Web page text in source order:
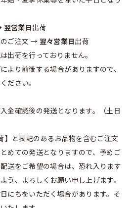
翌営業日 出荷
のご注文 → 翌々営業日 出荷
出荷を行っておりません。
より前後する場合がありますので、
ださい。
金確認後の発送となります。（土日
】と表記のあるお品物を含むご注文
めての発送となりますので、予めご
送をご希望の場合は、恐れ入ります
う、よろしくお願い申し上げます。
にちをいただく場合があります。そ